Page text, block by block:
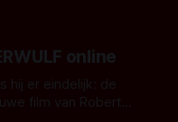
online
hij er eindelijk: de
film van Robert